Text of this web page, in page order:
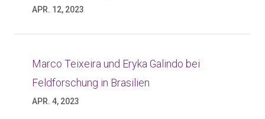
APR. 12, 2023
Marco Teixeira und Eryka Galindo bei
Feldforschung in Brasilien
APR. 4, 2023